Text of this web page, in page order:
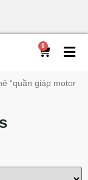
0
“quần giáp motor